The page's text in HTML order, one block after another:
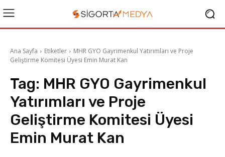
Ana Sayfa Etiketler
MHR GYO Gayrimenkul Yatırımları ve Proje
Geliştirme Komitesi Üyesi Emin Murat Kan
Tag: MHR GYO Gayrimenkul
Yatırımları ve Proje
Geliştirme Komitesi Üyesi
Emin Murat Kan